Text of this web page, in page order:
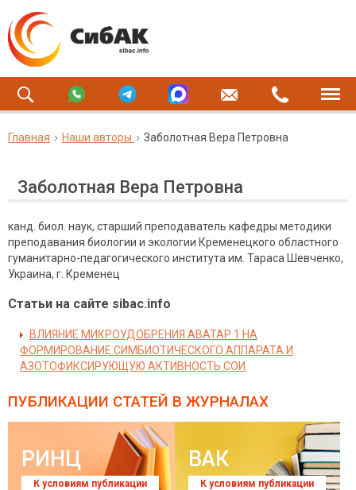
Главная Наши авторы Заболотная Вера Петровна
Заболотная Вера Петровна
канд. биол. наук, старший преподаватель кафедры методики
преподавания биологии и экологии Кременецкого областного
гуманитарно-педагогического института им. Тараса Шевченко,
Украина, г. Кременец
Статьи на сайте sibac.info
ВЛИЯНИЕ МИКРОУДОБРЕНИЯ АВАТАР 1 НА
ФОРМИРОВАНИЕ СИМБИОТИЧЕСКОГО АППАРАТА И
АЗОТОФИКСИРУЮЩУЮ АКТИВНОСТЬ СОИ
ПУБЛИКАЦИИ СТАТЕЙ В ЖУРНАЛАХ
РИНЦ
К условиям публикации
ВАК
К условиям публикации